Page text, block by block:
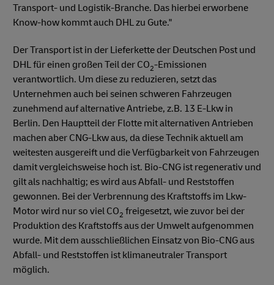
Transport- und Logistik-Branche. Das hierbei erworbene
Know-how kommt auch DHL zu Gute."
Der Transport ist in der Lieferkette der Deutschen Post und
DHL für einen großen Teil der CO2-Emissionen
verantwortlich. Um diese zu reduzieren, setzt das
Unternehmen auch bei seinen schweren Fahrzeugen
zunehmend auf alternative Antriebe, z.B. 13 E-Lkw in
Berlin. Den Hauptteil der Flotte mit alternativen Antrieben
machen aber CNG-Lkw aus, da diese Technik aktuell am
weitesten ausgereift und die Verfügbarkeit von Fahrzeugen
damit vergleichsweise hoch ist. Bio-CNG ist regenerativ und
gilt als nachhaltig; es wird aus Abfall- und Reststoffen
gewonnen. Bei der Verbrennung des Kraftstoffs im Lkw-
Motor wird nur so viel CO2 freigesetzt, wie zuvor bei der
Produktion des Kraftstoffs aus der Umwelt aufgenommen
wurde. Mit dem ausschließlichen Einsatz von Bio-CNG aus
Abfall- und Reststoffen ist klimaneutraler Transport
möglich.